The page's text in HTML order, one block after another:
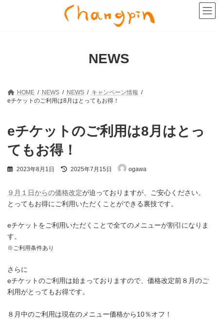
NEWS
HOME NEWS NEWS
キャンペーン情報
eチケットのご利用は8月はとってもお得！
eチケットのご利用は8月はとっ
てもお得！
2023年8月1日
最
新
日
時
2025年7月15日 ogawa
９月１日からの価格改定が迫っておりますが、ご安心ください。
とってもお得にご利用いただくことができる裏技です。
eチケットをご利用いただくことで全てのメニューが割引になりま
す。
※ご利用条件あり
さらに
eチケットのご利用は始まっておりますので、価格改定前８月のご
利用がとってもお得です。
８月中のご利用は現在のメニュー価格から10％オフ！